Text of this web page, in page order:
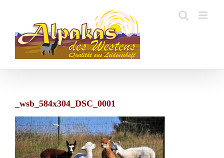
_wsb_584x304_DSC_0001